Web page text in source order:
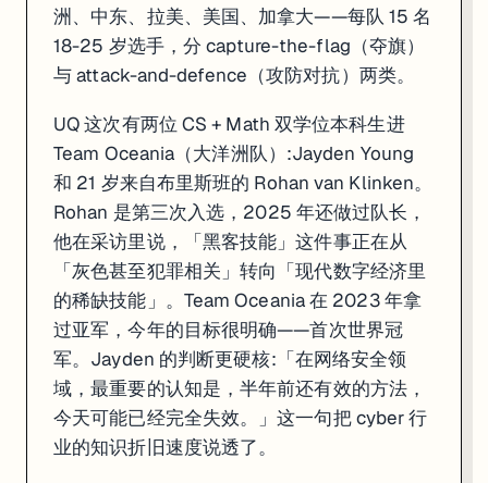
洲、中东、拉美、美国、加拿大——每队 15 名
18-25 岁选手，分 capture-the-flag（夺旗）
与 attack-and-defence（攻防对抗）两类。
UQ 这次有两位 CS + Math 双学位本科生进
Team Oceania（大洋洲队）:Jayden Young
和 21 岁来自布里斯班的 Rohan van Klinken。
Rohan 是第三次入选，2025 年还做过队长，
他在采访里说，「黑客技能」这件事正在从
「灰色甚至犯罪相关」转向「现代数字经济里
的稀缺技能」。Team Oceania 在 2023 年拿
过亚军，今年的目标很明确——首次世界冠
军。Jayden 的判断更硬核:「在网络安全领
域，最重要的认知是，半年前还有效的方法，
今天可能已经完全失效。」这一句把 cyber 行
业的知识折旧速度说透了。